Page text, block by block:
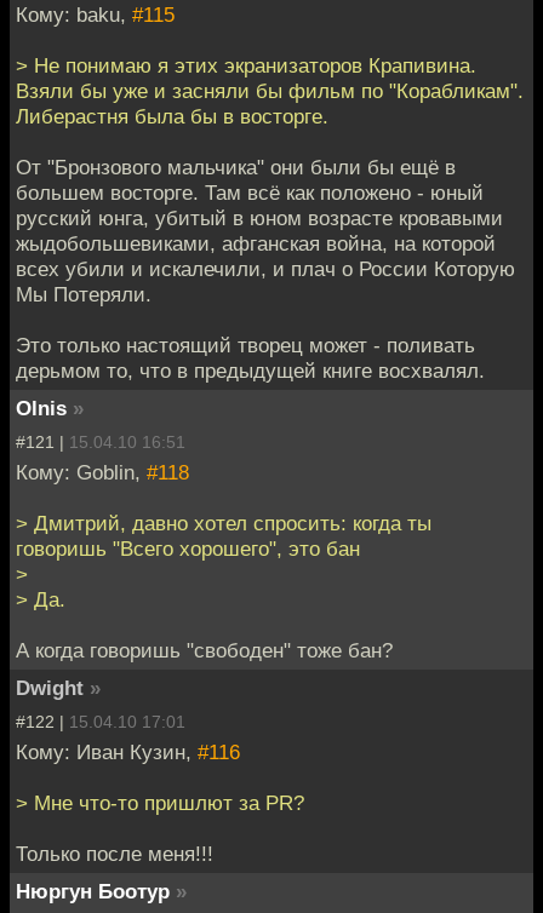
Кому: baku, #115
> Не понимаю я этих экранизаторов Крапивина.
Взяли бы уже и засняли бы фильм по "Корабликам".
Либерастня была бы в восторге.
От "Бронзового мальчика" они были бы ещё в
большем восторге. Там всё как положено - юный
русский юнга, убитый в юном возрасте кровавыми
жыдобольшевиками, афганская война, на которой
всех убили и искалечили, и плач о России Которую
Мы Потеряли.
Это только настоящий творец может - поливать
дерьмом то, что в предыдущей книге восхвалял.
Olnis »
#121 | 15.04.10 16:51
Кому: Goblin, #118
> Дмитрий, давно хотел спросить: когда ты
говоришь "Всего хорошего", это бан
>
> Да.
А когда говоришь "свободен" тоже бан?
Dwight »
#122 | 15.04.10 17:01
Кому: Иван Кузин, #116
> Мне что-то пришлют за PR?
Только после меня!!!
Нюргун Боотур »